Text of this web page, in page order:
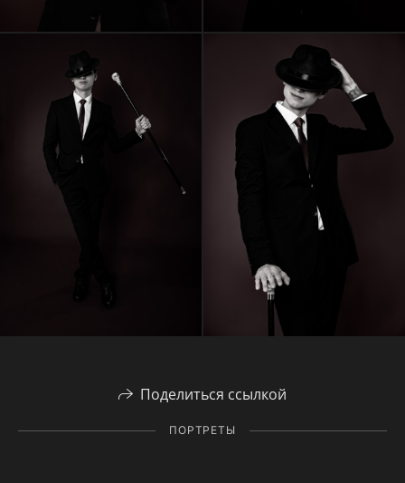
Поделиться ссылкой
ПОРТРЕТЫ